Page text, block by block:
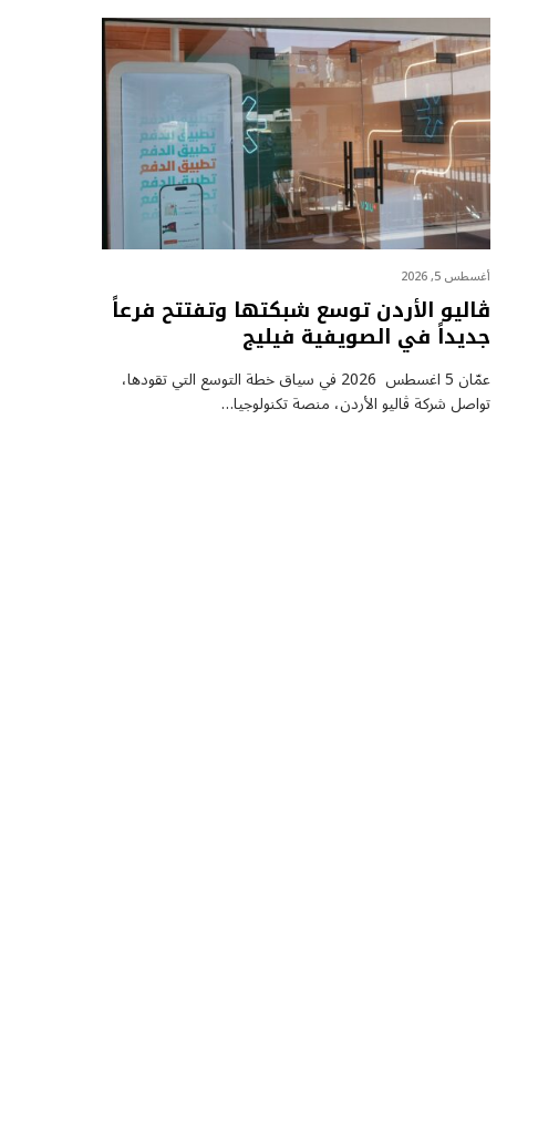
أغسطس 5, 2026
ڤاليو الأردن توسع شبكتها وتفتتح فرعاً
جديداً في الصويفية فيليج
عمّان 5 اغسطس 2026 في سياق خطة التوسع التي تقودها،
تواصل شركة ڤاليو الأردن، منصة تكنولوجيا…